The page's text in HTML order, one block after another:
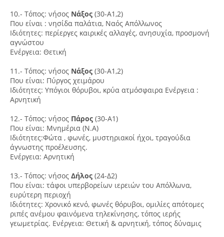
10.- Τόπος: νήσος Νάξος (30-Α1,2)
Που είναι : νησίδα παλάτια, Ναός Απόλλωνος
Ιδιότητες: περίεργες καιρικές αλλαγές, ανησυχία, προσμονή
αγνώστου
Ενέργεια: Θετική
11.- Τόπος: νήσος Νάξος (30-Α1,2)
Που είναι: Πύργος χειμάρου
Ιδιότητες: Υπόγιοι θόρυβοι, κρύα ατμόσφαιρα Ενέργεια :
Αρνητική
12.- Τόπος: νήσος Πάρος (30-Α1)
Που είναι: Μνημέρια (Ν.Α)
Ιδιότητες:Φώτα , φωνές, μυστηριακοί ήχοι, τραγούδια
άγνωστης προέλευσης.
Ενέργεια: Αρνητική
13.- Τόπος: νήσος Δήλος (24-Δ2)
Που είναι: τάφοι υπερβορείων ιερειών του Απόλλωνα,
ευρύτερη περιοχή
Ιδιότητες: Χρονικό κενό, φωνές θόρυβοι, ομιλίες απότομες
ριπές ανέμου φαινόμενα τηλεκίνησης, τόπος ιερής
γεωμετρίας. Ενέργεια: Θετική & αρνητική, τόπος δύναμις